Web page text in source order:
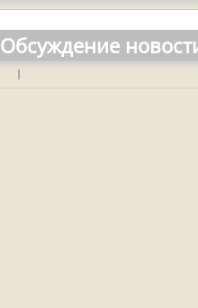
Обсуждение
|